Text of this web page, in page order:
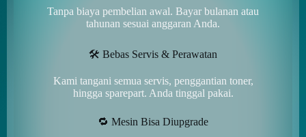
Tanpa biaya pembelian awal. Bayar bulanan atau
tahunan sesuai anggaran Anda.
🛠️ Bebas Servis & Perawatan
Kami tangani semua servis, penggantian toner,
hingga sparepart. Anda tinggal pakai.
🔁 Mesin Bisa Diupgrade